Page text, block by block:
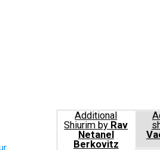
Additional
Shiurim by Rav
Netanel
Berkovitz